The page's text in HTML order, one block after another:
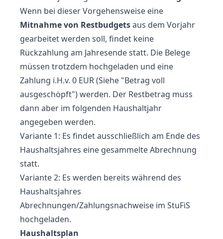
Wenn bei dieser Vorgehensweise eine
Mitnahme von Restbudgetsaus dem Vorjahr
gearbeitet werden soll, findet keine
Rückzahlung am Jahresende statt. Die Belege
müssen trotzdem hochgeladen und eine
Zahlung i.H.v. 0 EUR (Siehe "Betrag voll
ausgeschöpft") werden. Der Restbetrag muss
dann aber im folgenden Haushaltjahr
angegeben werden.
Variante 1: Es findet ausschließlich am Ende des
Haushaltsjahres eine gesammelte Abrechnung
statt.
Variante 2: Es werden bereits während des
Haushaltsjahres
Abrechnungen/Zahlungsnachweise im StuFiS
hochgeladen.
Haushaltsplan